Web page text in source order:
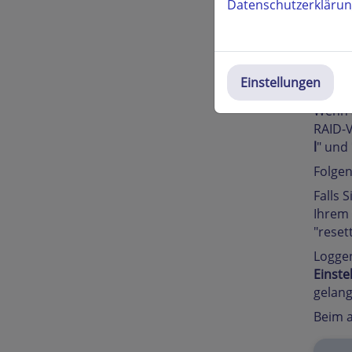
Bei
Wenn
l" und
Falls
Ihrem
Beim
Einstellungen